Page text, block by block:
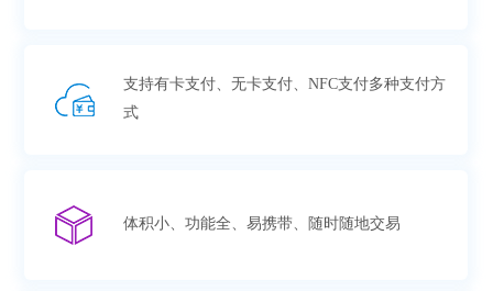
支持有卡支付、无卡支付、NFC支付多种支付方
式
体积小、功能全、易携带、随时随地交易